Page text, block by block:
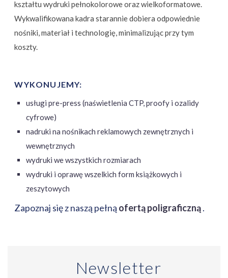
kształtu wydruki pełnokolorowe oraz wielkoformatowe.
Wykwalifikowana kadra starannie dobiera odpowiednie
nośniki, materiał i technologię, minimalizując przy tym
koszty.
WYKONUJEMY:
usługi pre-press (naświetlenia CTP, proofy i ozalidy
cyfrowe)
nadruki na nośnikach reklamowych zewnętrznych i
wewnętrznych
wydruki we wszystkich rozmiarach
wydruki i oprawę wszelkich form książkowych i
zeszytowych
Zapoznaj się z naszą pełną ofertą poligraficzną.
Newsletter